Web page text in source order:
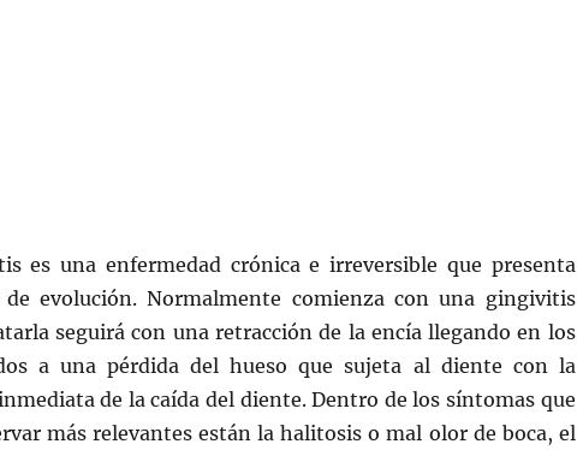
es una enfermedad crónica e irreversible que presenta
de evolución. Normalmente comienza con una gingivitis
seguirá con una retracción de la encía llegando en los
a una pérdida del hueso que sujeta al diente con la
de la caída del diente. Dentro de los síntomas que
más relevantes están la halitosis o mal olor de boca, el